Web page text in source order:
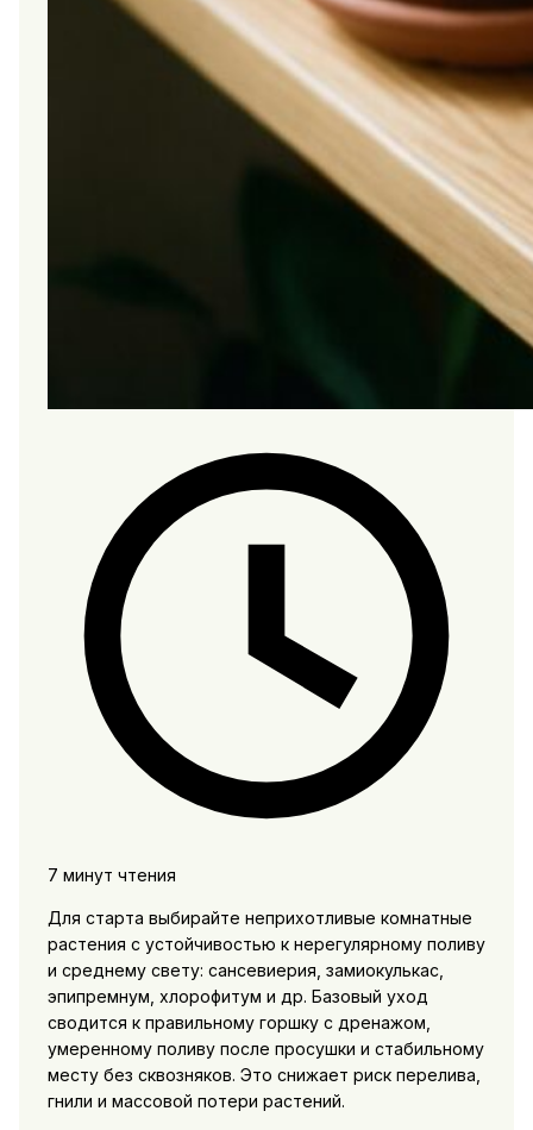
7 минут чтения
Для старта выбирайте неприхотливые комнатные
растения с устойчивостью к нерегулярному поливу
и среднему свету: сансевиерия, замиокулькас,
эпипремнум, хлорофитум и др. Базовый уход
сводится к правильному горшку с дренажом,
умеренному поливу после просушки и стабильному
месту без сквозняков. Это снижает риск перелива,
гнили и массовой потери растений.